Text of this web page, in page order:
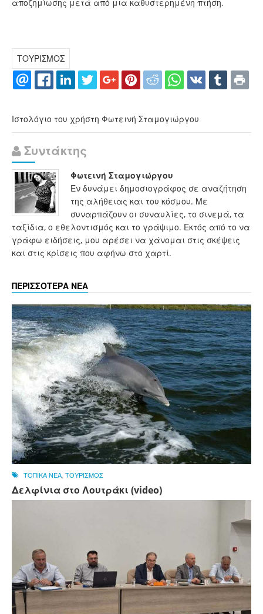
αποζημίωσης μετά από μια καθυστερημένη πτήση.
ΤΟΥΡΙΣΜΟΣ
Ιστολόγιο του χρήστη Φωτεινή Σταμογιώργου
Συντάκτης
Φωτεινή Σταμογιώργου
Εν δυνάμει δημοσιογράφος σε αναζήτηση
της αλήθειας και του κόσμου. Με
συναρπάζουν οι συναυλίες, το σινεμά, τα
ταξίδια, ο εθελοντισμός και το γράψιμο. Εκτός από το να
γράφω ειδήσεις, μου αρέσει να χάνομαι στις σκέψεις
και στις κρίσεις που αφήνω στο χαρτί.
ΠΕΡΙΣΣΟΤΕΡΑ ΝΕΑ
ΤΟΠΙΚΑ ΝΕΑ ΤΟΥΡΙΣΜΟΣ
Δελφίνια στο Λουτράκι (video)